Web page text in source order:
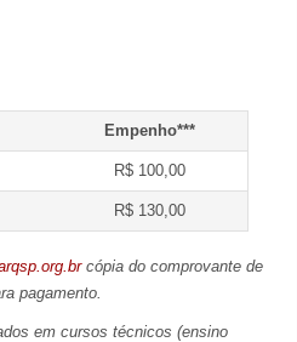
Empenho***
R$ 100,00
R$ 130,00
cópia do comprovante de
pagamento.
em cursos técnicos (ensino